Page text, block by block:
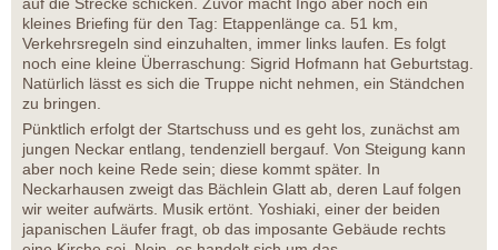
auf die Strecke schicken. Zuvor macht Ingo aber noch ein
kleines Briefing für den Tag: Etappenlänge ca. 51 km,
Verkehrsregeln sind einzuhalten, immer links laufen. Es folgt
noch eine kleine Überraschung: Sigrid Hofmann hat Geburtstag.
Natürlich lässt es sich die Truppe nicht nehmen, ein Ständchen
zu bringen.
Pünktlich erfolgt der Startschuss und es geht los, zunächst am
jungen Neckar entlang, tendenziell bergauf. Von Steigung kann
aber noch keine Rede sein; diese kommt später. In
Neckarhausen zweigt das Bächlein Glatt ab, deren Lauf folgen
wir weiter aufwärts. Musik ertönt. Yoshiaki, einer der beiden
japanischen Läufer fragt, ob das imposante Gebäude rechts